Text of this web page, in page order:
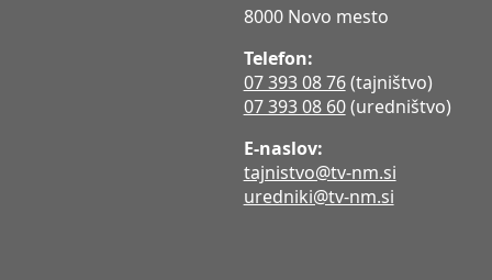
8000 Novo mesto
Telefon:
07 393 08 76(tajništvo)
07 393 08 60(uredništvo)
E-naslov:
tajnistvo@tv-nm.si
uredniki@tv-nm.si